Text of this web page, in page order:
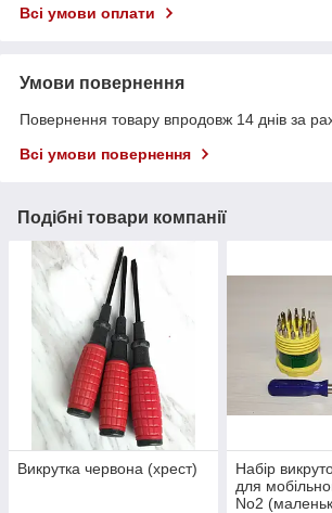
Всі умови оплати
Умови повернення
Повернення товару впродовж 14 днів за
Всі умови повернення
Подібні товари компанії
Викрутка червона (хрест)
Набір
для
No2